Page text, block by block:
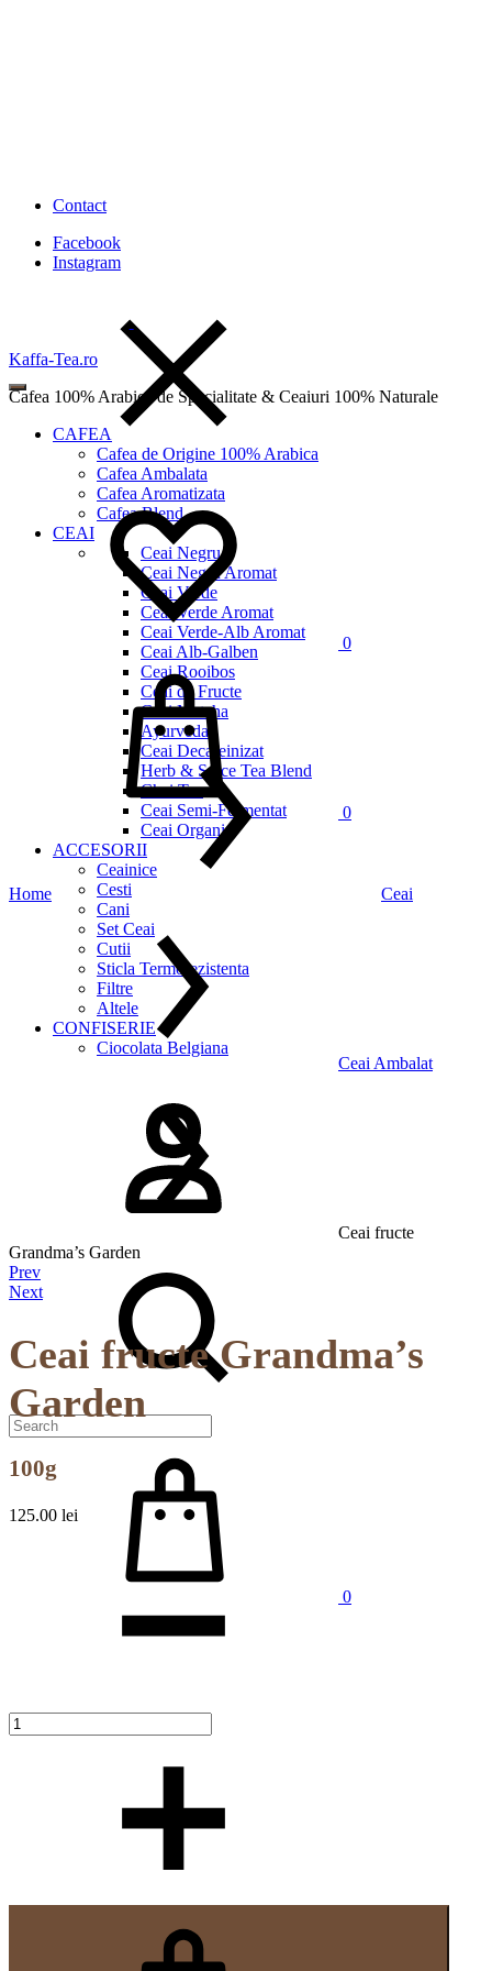
Contact
Facebook
Instagram
Kaffa-Tea.ro
Cafea 100% Arabica de Specialitate & Ceaiuri 100% Naturale
CAFEA
Cafea de Origine 100% Arabica
Cafea Ambalata
Cafea Aromatizata
Cafea Blend
CEAI
Ceai Negru
Ceai Negru Aromat
Ceai Verde
Ceai Verde Aromat
Ceai Verde-Alb Aromat
Ceai Alb-Galben
Ceai Rooibos
Ceai de Fructe
Ceai Matcha
Ayurveda
Ceai Decafeinizat
Herb & Spice Tea Blend
Chai Tea
Ceai Semi-Fermentat
Ceai Organic
ACCESORII
Ceainice
Cesti
Cani
Set Ceai
Cutii
Sticla Termorezistenta
Filtre
Altele
CONFISERIE
Ciocolata Belgiana
Search
0
0
0
Home Ceai
Ceai Ambalat
Ceai fructe
Grandma’s Garden
Product
navigation
Prev
Next
Ceai fructe Grandma’s
Garden
100g
125.00 lei